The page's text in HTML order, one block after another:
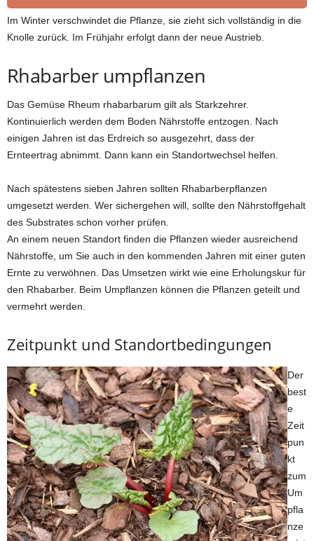
Im Winter verschwindet die Pflanze, sie zieht sich vollständig in die
Knolle zurück. Im Frühjahr erfolgt dann der neue Austrieb.
Rhabarber umpflanzen
Das Gemüse Rheum rhabarbarum gilt als Starkzehrer.
Kontinuierlich werden dem Boden Nährstoffe entzogen. Nach
einigen Jahren ist das Erdreich so ausgezehrt, dass der
Ernteertrag abnimmt. Dann kann ein Standortwechsel helfen.
Nach spätestens sieben Jahren sollten Rhabarberpflanzen
umgesetzt werden. Wer sichergehen will, sollte den Nährstoffgehalt
des Substrates schon vorher prüfen.
An einem neuen Standort finden die Pflanzen wieder ausreichend
Nährstoffe, um Sie auch in den kommenden Jahren mit einer guten
Ernte zu verwöhnen. Das Umsetzen wirkt wie eine Erholungskur für
den Rhabarber. Beim Umpflanzen können die Pflanzen geteilt und
vermehrt werden.
Zeitpunkt und Standortbedingungen
Der
best
e
Zeit
pun
kt
zum
Um
pfla
nze